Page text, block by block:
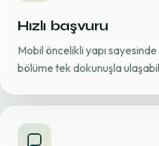
Hızlı başvuru
Mobil öncelikli yapı
bölüme tek dokunuşla